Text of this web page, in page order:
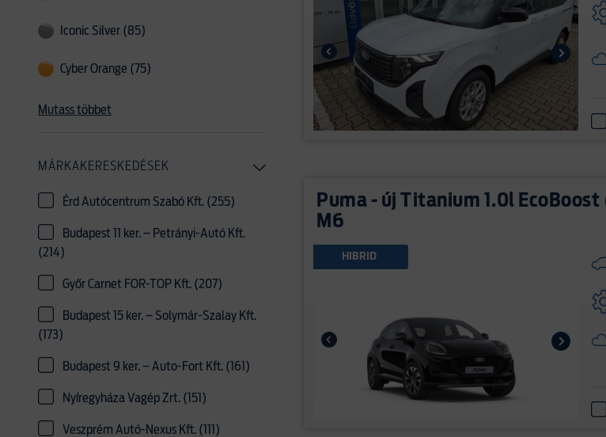
Iconic Silver (85)
Cyber Orange (75)
Mutass többet
MÁRKAKERESKEDÉSEK
Érd Autócentrum Szabó Kft. (255)
Budapest 11 ker. – Petrányi-Autó Kft.
(214)
Győr Carnet FOR-TOP Kft. (207)
Budapest 15 ker. – Solymár-Szalay Kft.
(173)
Budapest 9 ker. – Auto-Fort Kft. (161)
Nyíregyháza Vagép Zrt. (151)
Veszprém Autó-Nexus Kft. (111)
Puma - új Titanium 1.0l EcoBoost
M6
HIBRID